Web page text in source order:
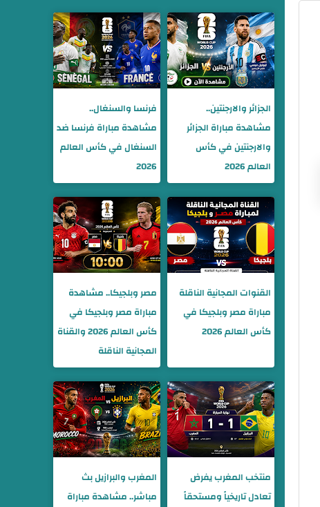
الجزائر والارجنتين..
مشاهدة مباراة الجزائر
والارجنتين في كأس
العالم 2026
فرنسا والسنغال..
مشاهدة مباراة فرنسا ضد
السنغال في كأس العالم
2026
القنوات المجانية الناقلة
مباراة مصر وبلجيكا في
كأس العالم 2026
مصر وبلجيكا.. مشاهدة
مباراة مصر وبلجيكا في
كأس العالم 2026 والقناة
المجانية الناقلة
منتخب المغرب يفرض
تعادل تاريخياً ومستحقاً
المغرب والبرازيل بث
مباشر.. مشاهدة مباراة